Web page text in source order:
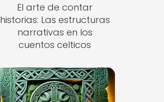
El arte de contar
historias: Las estructuras
narrativas en los
cuentos celticos